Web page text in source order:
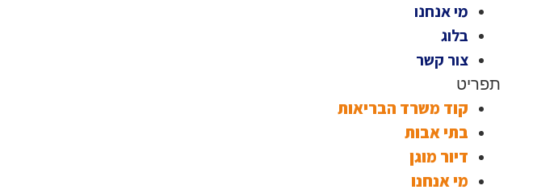
מי אנחנו
בלוג
צור קשר
תפריט
קוד משרד הבריאות
בתי אבות
דיור מוגן
מי אנחנו